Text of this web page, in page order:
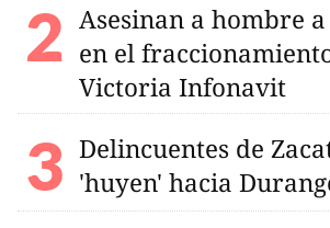
Asesinan a hombre
en el
Victoria Infonavit
Delincuentes de
'huyen' hacia